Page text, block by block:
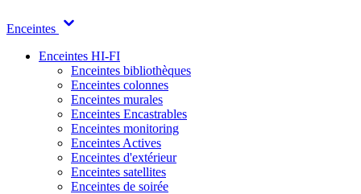
Enceintes
Enceintes HI-FI
Enceintes bibliothèques
Enceintes colonnes
Enceintes murales
Enceintes Encastrables
Enceintes monitoring
Enceintes Actives
Enceintes d'extérieur
Enceintes satellites
Enceintes de soirée